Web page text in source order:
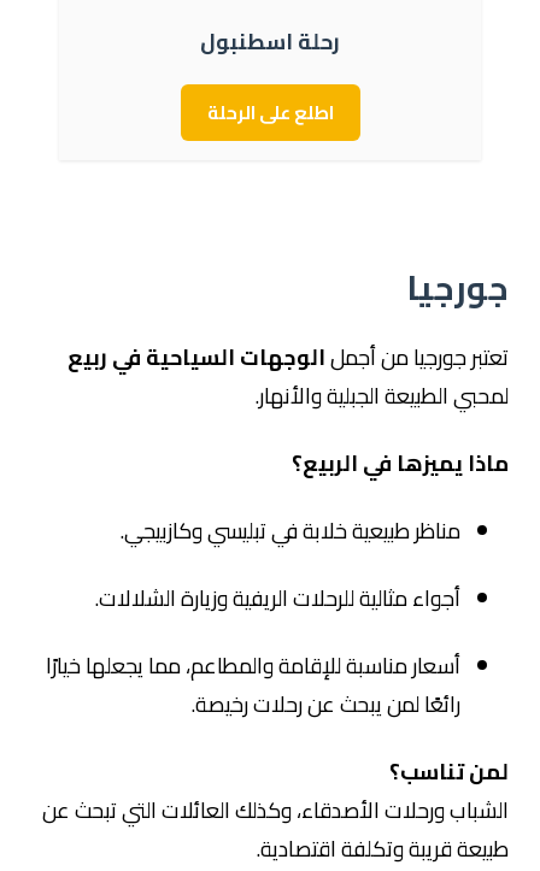
رحلة اسطنبول
اطلع على الرحلة
جورجيا
تعتبر جورجيا من أجملالوجهات السياحية في ربيع
لمحبي الطبيعة الجبلية والأنهار.
ماذا يميزها في الربيع؟
مناظر طبيعية خلابة فيتبليسيوكازبيجي.
أجواء مثالية للرحلات الريفية وزيارة الشلالات.
أسعار مناسبة للإقامة والمطاعم، مما يجعلها خيارًا
رائعًا لمن يبحث عن رحلات رخيصة.
لمن تناسب؟
الشباب ورحلات الأصدقاء، وكذلك العائلات التي تبحث عن
طبيعة قريبة وتكلفة اقتصادية.